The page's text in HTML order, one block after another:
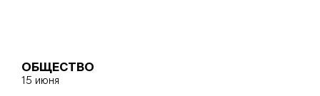
ОБЩЕСТВО
15 июня